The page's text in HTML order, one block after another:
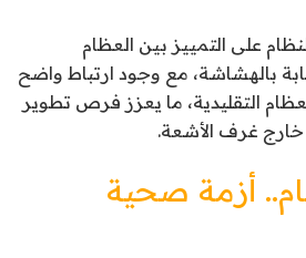
على التمييز بين العظام
بالهشاشة، مع وجود ارتباط واضح
التقليدية، ما يعزز فرص تطوير
غرف الأشعة.
أزمة صحية